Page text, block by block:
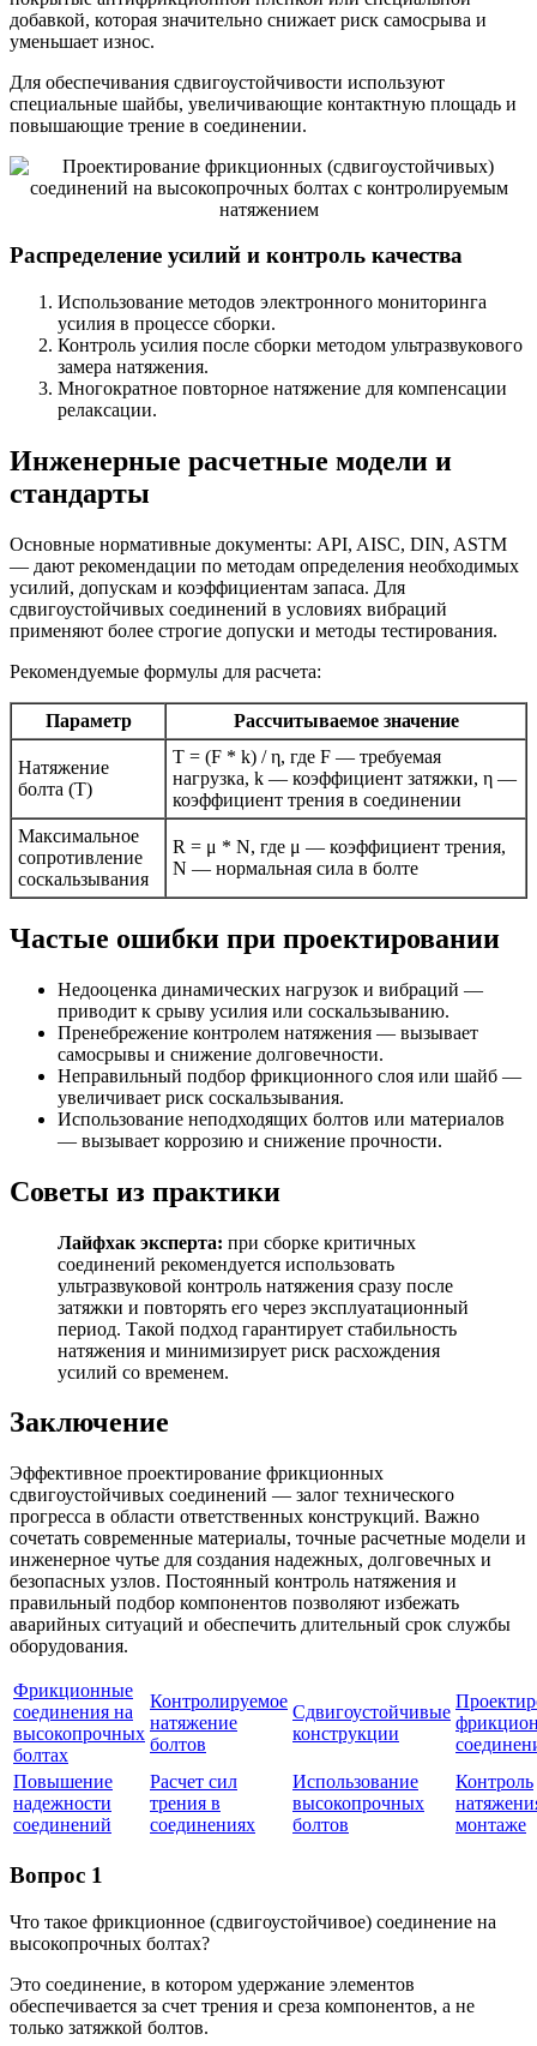
добавкой, которая значительно снижает риск самосрыва и
уменьшает износ.
Для обеспечивания сдвигоустойчивости используют
специальные шайбы, увеличивающие контактную площадь и
повышающие трение в соединении.
Распределение усилий и контроль качества
Использование методов электронного мониторинга
усилия в процессе сборки.
Контроль усилия после сборки методом ультразвукового
замера натяжения.
Многократное повторное натяжение для компенсации
релаксации.
Инженерные расчетные модели и
стандарты
Основные нормативные документы: API, AISC, DIN, ASTM
— дают рекомендации по методам определения необходимых
усилий, допускам и коэффициентам запаса. Для
сдвигоустойчивых соединений в условиях вибраций
применяют более строгие допуски и методы тестирования.
Рекомендуемые формулы для расчета:
Параметр Рассчитываемое значение
Натяжение
болта (T)
T = (F * k) / η, где F — требуемая
нагрузка, k — коэффициент затяжки, η —
коэффициент трения в соединении
Максимальное
сопротивление
соскальзывания
R = μ * N, где μ — коэффициент трения,
N — нормальная сила в болте
Частые ошибки при проектировании
Недооценка динамических нагрузок и вибраций —
приводит к срыву усилия или соскальзыванию.
Пренебрежение контролем натяжения — вызывает
самосрывы и снижение долговечности.
Неправильный подбор фрикционного слоя или шайб —
увеличивает риск соскальзывания.
Использование неподходящих болтов или материалов
— вызывает коррозию и снижение прочности.
Советы из практики
Лайфхак эксперта: при сборке критичных
соединений рекомендуется использовать
ультразвуковой контроль натяжения сразу после
затяжки и повторять его через эксплуатационный
период. Такой подход гарантирует стабильность
натяжения и минимизирует риск расхождения
усилий со временем.
Заключение
Эффективное проектирование фрикционных
сдвигоустойчивых соединений — залог технического
прогресса в области ответственных конструкций. Важно
сочетать современные материалы, точные расчетные модели и
инженерное чутье для создания надежных, долговечных и
безопасных узлов. Постоянный контроль натяжения и
правильный подбор компонентов позволяют избежать
аварийных ситуаций и обеспечить длительный срок службы
оборудования.
Фрикционные
соединения на
высокопрочных
болтах
Контролируемое
натяжение
болтов
Сдвигоустойчивые
конструкции
Повышение
надежности
соединений
Расчет сил
трения в
соединениях
Использование
высокопрочных
болтов
Контроль
монтаже
Вопрос 1
Что такое фрикционное (сдвигоустойчивое) соединение на
высокопрочных болтах?
Это соединение, в котором удержание элементов
обеспечивается за счет трения и среза компонентов, а не
только затяжкой болтов.